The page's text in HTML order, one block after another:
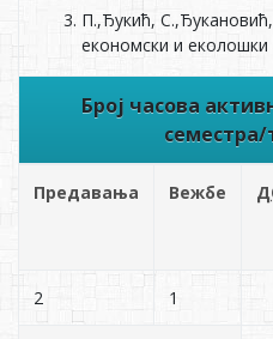
П.,Ђукић,
економски и
Број часова
Предавања Вежбе
2 1